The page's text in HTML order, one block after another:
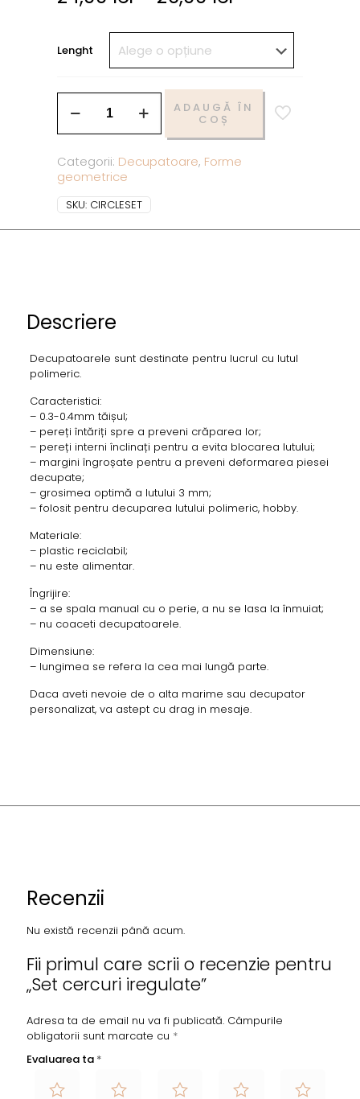
Lenght
ADAUGĂ ÎN
COȘ
Categorii: Decupatoare, Forme
geometrice
SKU: CIRCLESET
Descriere
Decupatoarele sunt destinate pentru lucrul cu lutul
polimeric.
Caracteristici:
– 0.3-0.4mm tăișul;
– pereți întăriți spre a preveni crăparea lor;
– pereți interni înclinați pentru a evita blocarea lutului;
– margini îngroșate pentru a preveni deformarea piesei
decupate;
– grosimea optimă a lutului 3 mm;
– folosit pentru decuparea lutului polimeric, hobby.
Materiale:
– plastic reciclabil;
– nu este alimentar.
Îngrijire:
– a se spala manual cu o perie, a nu se lasa la înmuiat;
– nu coaceti decupatoarele.
Dimensiune:
– lungimea se refera la cea mai lungă parte.
Daca aveti nevoie de o alta marime sau decupator
personalizat, va astept cu drag in mesaje.
Recenzii
Nu există recenzii până acum.
Fii primul care scrii o recenzie pentru
„Set cercuri iregulate”
Adresa ta de email nu va fi publicată. Câmpurile
obligatorii sunt marcate cu *
Evaluarea ta *